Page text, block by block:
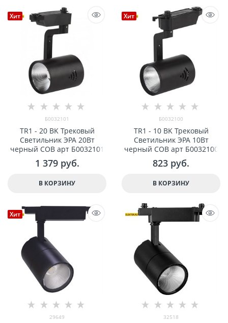
Хит
Б0032101
TR1 - 20 BK Трековый
Светильник ЭРА 20Вт
черный COB арт Б0032101
1 379 руб.
В КОРЗИНУ
Хит
Б0032100
TR1 - 10 BK Трековый
Светильник ЭРА 10Вт
черный COB арт Б0032100
823 руб.
В КОРЗИНУ
Хит
29649 32518